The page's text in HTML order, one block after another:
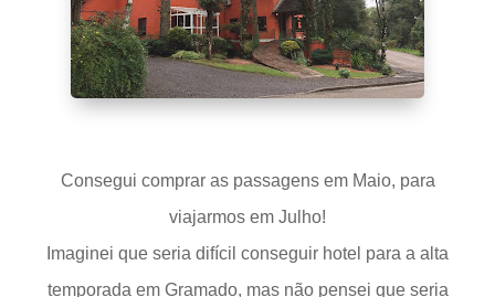
Consegui comprar as passagens em Maio, para
viajarmos em Julho!
Imaginei que seria difícil conseguir hotel para a alta
temporada em Gramado, mas não pensei que seria